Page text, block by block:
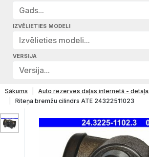
Gads...
IZVĒLIETIES MODELI
Izvēlieties modeli...
VERSIJA
Versija...
Sākums
Auto rezerves daļas internetā -
Riteņa bremžu cilindrs ATE 24322511023